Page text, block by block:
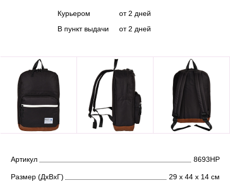
Курьером
В пункт выдачи
от 2 дней
от 2 дней
Артикул 8693НР
Размер (ДхВхГ) 29 х 44 х 14 см